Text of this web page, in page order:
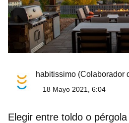
habitissimo (Colaborador
18 Mayo 2021, 6:04
Elegir entre toldo o